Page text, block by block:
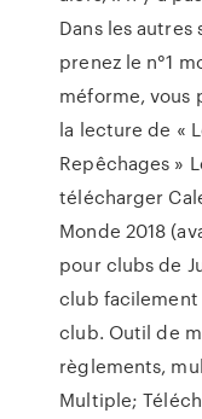
Dans les
prenez le n°1
méforme, vous
la lecture de «
Repêchages »
télécharger
Monde 2018
pour clubs de
club facilement
club. Outil de
règlements,
Multiple;